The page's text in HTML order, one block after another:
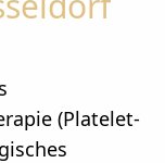
(Platelet-